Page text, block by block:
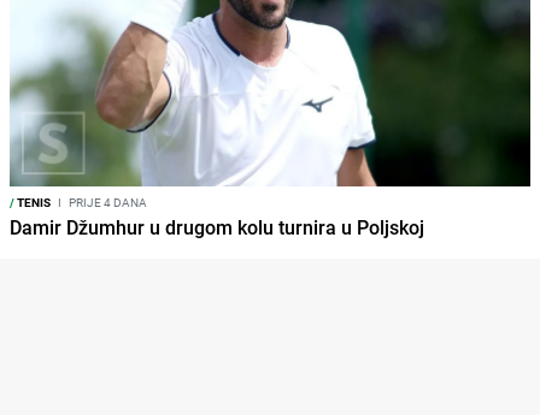
/TENIS I PRIJE 4 DANA
Damir Džumhur u drugom kolu turnira u Poljskoj